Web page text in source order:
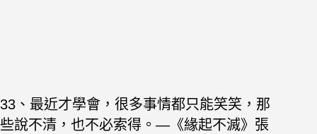
33、最近才學會，很多事情都只能笑笑，那
些說不清，也不必索得。—《緣起不滅》張